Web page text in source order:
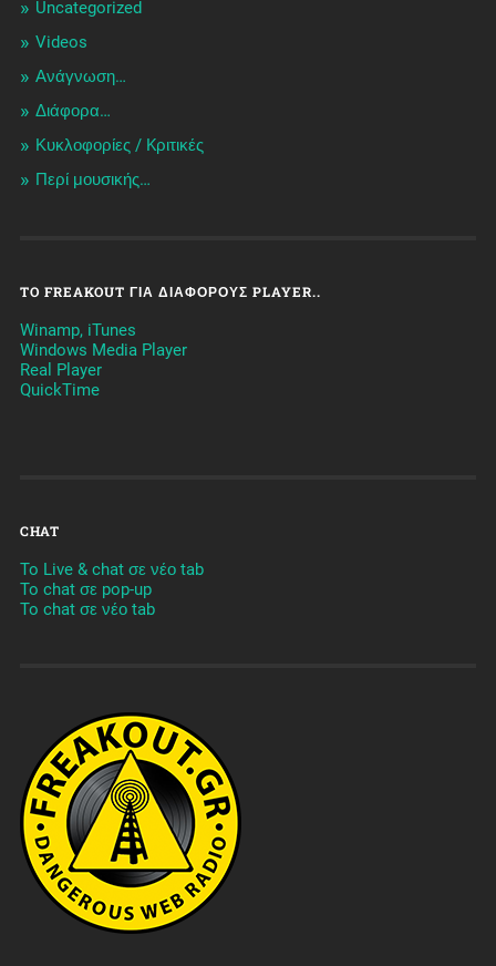
Uncategorized
Videos
Ανάγνωση…
Διάφορα…
Κυκλοφορίες / Kριτικές
Περί μουσικής…
TO FREAKOUT ΓΙΑ ΔΙΆΦΟΡΟΥΣ PLAYER..
Winamp, iTunes
Windows Media Player
Real Player
QuickTime
CHAT
To Live & chat σε νέο tab
To chat σε pop-up
To chat σε νέο tab